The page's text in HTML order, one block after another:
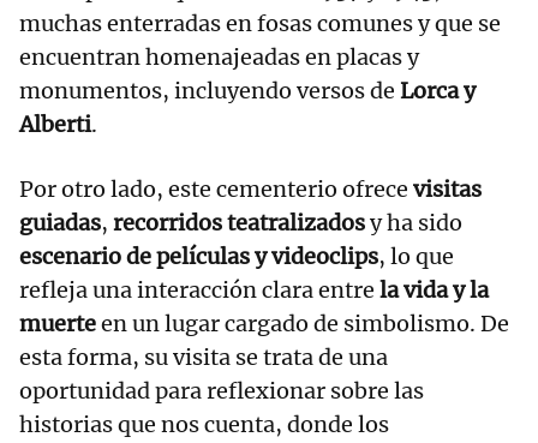
muchas enterradas en fosas comunes y que se
encuentran homenajeadas en placas y
monumentos, incluyendo versos de Lorca y
Alberti.
Por otro lado, este cementerio ofrece visitas
guiadas, recorridos teatralizadosy ha sido
escenario de películas y videoclips, lo que
refleja una interacción clara entre la vida y la
muerteen un lugar cargado de simbolismo. De
esta forma, su visita se trata de una
oportunidad para reflexionar sobre las
historias que nos cuenta, donde los